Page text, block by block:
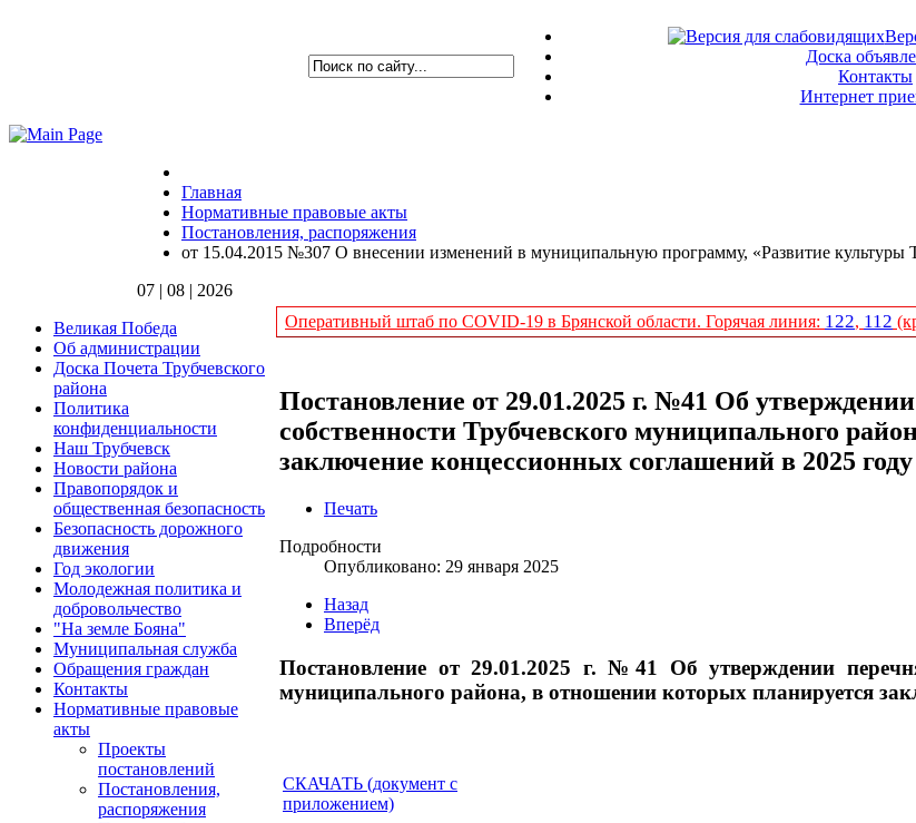
Доска
Контакты
Интернет
Главная
Нормативные правовые акты
Постановления, распоряжения
от 15.04.2015 №307 О внесении изменений в муниципальную программу, «Развитие культуры
07 | 08 | 2026
Великая Победа
Об администрации
Доска Почета Трубчевского
района
Политика
конфиденциальности
Наш Трубчевск
Новости района
Правопорядок и
общественная безопасность
Безопасность дорожного
движения
Год экологии
Молодежная политика и
добровольчество
"На земле Бояна"
Муниципальная служба
Обращения граждан
Контакты
Нормативные правовые
акты
Проекты
постановлений
Постановления,
распоряжения
Оперативный штаб по COVID-19 в Брянской области. Горячая линия: 122, 112
Постановление от 29.01.2025 г. №41 Об
собственности Трубчевского муниципального
заключение концессионных соглашений в 2025 году
Печать
Подробности
Опубликовано: 29 января 2025
Назад
Вперёд
Постановление от 29.01.2025 г. №41 Об утверждении
муниципального района, в отношении которых планируется
СКАЧАТЬ (документ с
приложением)